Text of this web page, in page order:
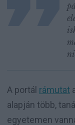
A portál rámutat
alapján több,
egyetemen